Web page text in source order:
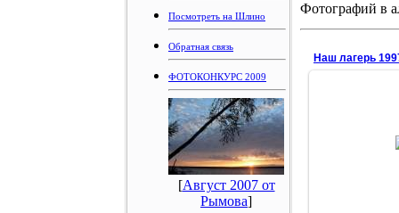
Посмотреть на Шлино
Обратная связь
ФОТОКОНКУРС 2009
[Август 2007 от
Рымова]
Фотографий в
Наш лагерь
помню,
немереное